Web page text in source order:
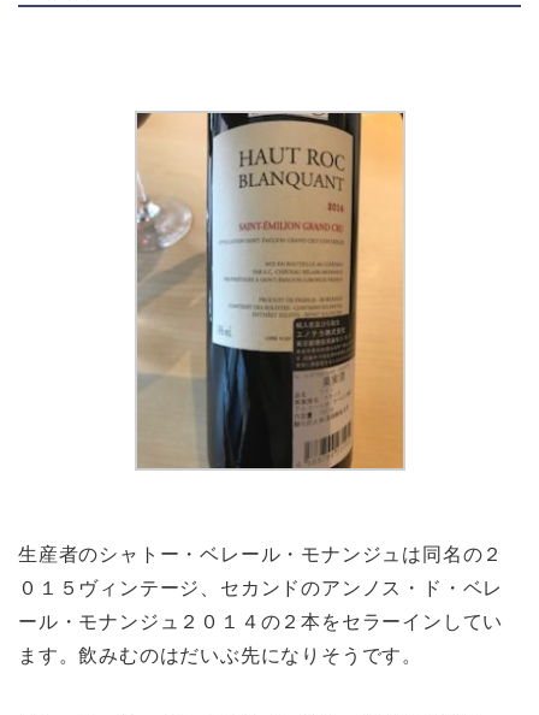
生産者のシャトー・ベレール・モナンジュは同名の２
０１５ヴィンテージ、セカンドのアンノス・ド・ベレ
ール・モナンジュ２０１４の２本をセラーインしてい
ます。飲みむのはだいぶ先になりそうです。